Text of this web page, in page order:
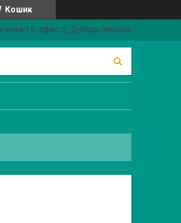
Кошик
15, офис 2, Дніпро, Україна